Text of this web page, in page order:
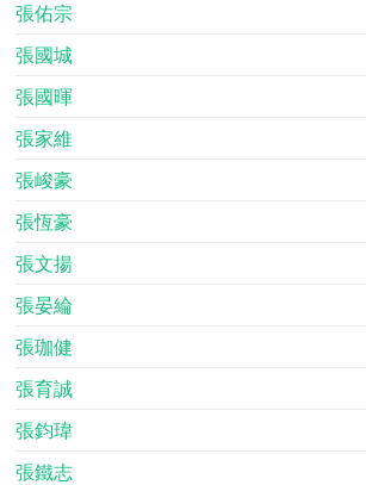
張佑宗
張國城
張國暉
張家維
張峻豪
張恆豪
張文揚
張晏綸
張珈健
張育誠
張鈞瑋
張鐵志